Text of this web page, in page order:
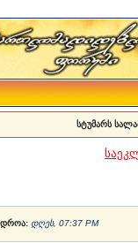
სტუმარს
დროა: დღეს, 07:37 PM